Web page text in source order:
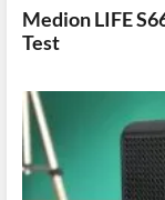
Medion LIFE
Test